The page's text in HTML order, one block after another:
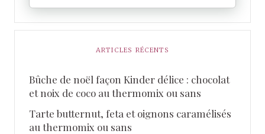
ARTICLES RÉCENTS
Bûche de noël façon Kinder délice : chocolat
et noix de coco au thermomix ou sans
Tarte butternut, feta et oignons caramélisés
au thermomix ou sans